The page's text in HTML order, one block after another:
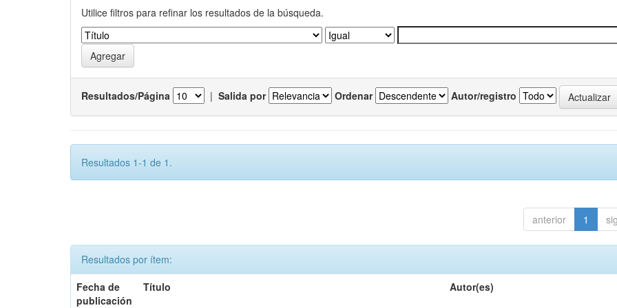
Utilice filtros para refinar los resultados de la búsqueda.
Resultados/Página | Salida por Ordenar Autor/registro
Resultados 1-1 de 1.
anterior 1
Resultados por ítem:
Fecha de
publicación
Título Autor(es)